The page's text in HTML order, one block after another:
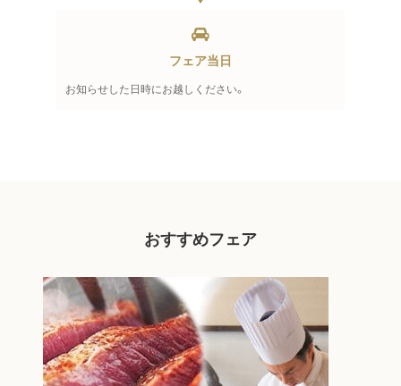
フェア当日
お知らせした日時にお越しください。
おすすめフェア